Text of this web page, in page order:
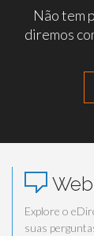
Não tem
diremos
Explore o
suas